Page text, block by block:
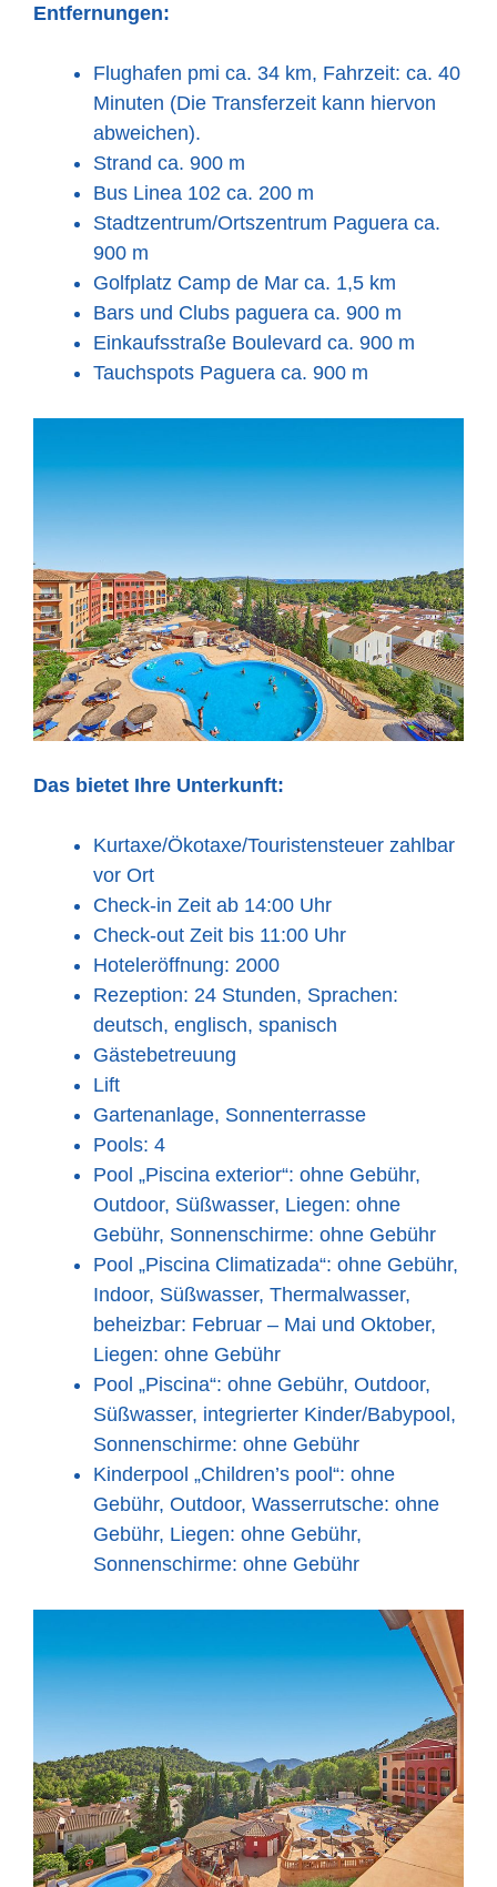
Entfernungen:
Flughafen pmi ca. 34 km, Fahrzeit: ca. 40
Minuten (Die Transferzeit kann hiervon
abweichen).
Strand ca. 900 m
Bus Linea 102 ca. 200 m
Stadtzentrum/Ortszentrum Paguera ca.
900 m
Golfplatz Camp de Mar ca. 1,5 km
Bars und Clubs paguera ca. 900 m
Einkaufsstraße Boulevard ca. 900 m
Tauchspots Paguera ca. 900 m
Das bietet Ihre Unterkunft:
Kurtaxe/Ökotaxe/Touristensteuer zahlbar
vor Ort
Check-in Zeit ab 14:00 Uhr
Check-out Zeit bis 11:00 Uhr
Hoteleröffnung: 2000
Rezeption: 24 Stunden, Sprachen:
deutsch, englisch, spanisch
Gästebetreuung
Lift
Gartenanlage, Sonnenterrasse
Pools: 4
Pool „Piscina exterior“: ohne Gebühr,
Outdoor, Süßwasser, Liegen: ohne
Gebühr, Sonnenschirme: ohne Gebühr
Pool „Piscina Climatizada“: ohne Gebühr,
Indoor, Süßwasser, Thermalwasser,
beheizbar: Februar – Mai und Oktober,
Liegen: ohne Gebühr
Pool „Piscina“: ohne Gebühr, Outdoor,
Süßwasser, integrierter Kinder/Babypool,
Sonnenschirme: ohne Gebühr
Kinderpool „Children’s pool“: ohne
Gebühr, Outdoor, Wasserrutsche: ohne
Gebühr, Liegen: ohne Gebühr,
Sonnenschirme: ohne Gebühr